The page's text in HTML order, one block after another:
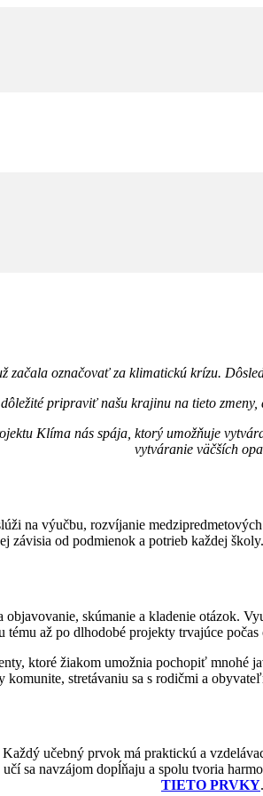
začala označovať za klimatickú krízu.
pripraviť našu krajinu na tieto
Klíma nás spája, ktorý umožňuje
vytváranie väčších
na výučbu, rozvíjanie
závisia od podmienok a potrieb každej
skúmanie a kladenie otázok.
až po dlhodobé projekty trvajúce
ktoré žiakom umožnia pochopiť mnohé
stretávaniu sa s rodičmi a
učebný prvok má praktickú a
učí sa navzájom dopĺňaju a spolu tvoria
TIETO PRVKY.